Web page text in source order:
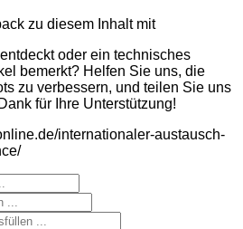
zu diesem Inhalt mit
oder ein technisches
bemerkt? Helfen Sie uns, die
zu verbessern, und teilen Sie uns
für Ihre Unterstützung!
internationaler-austausch-